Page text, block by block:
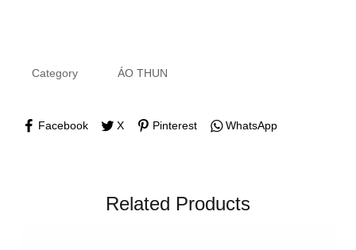
Category ÁO THUN
Facebook X Pinterest WhatsApp
Related Products